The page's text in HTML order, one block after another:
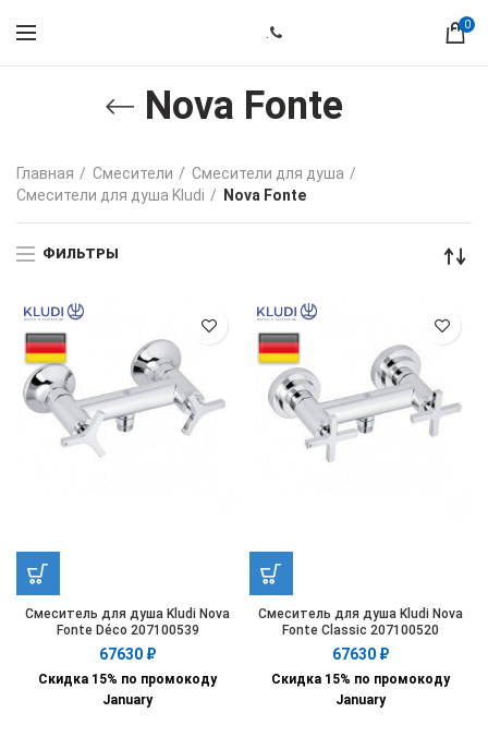
0
Nova Fonte
Главная Смесители
Смесители для душа
Смесители для душа Kludi
Nova Fonte
ФИЛЬТРЫ
Смеситель для душа Kludi Nova
Fonte Déco 207100539
67630 ₽
Скидка 15% по промокоду
January
Смеситель для душа Kludi Nova
Fonte Classic 207100520
67630 ₽
Скидка 15% по промокоду
January